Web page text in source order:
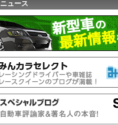
ニュース